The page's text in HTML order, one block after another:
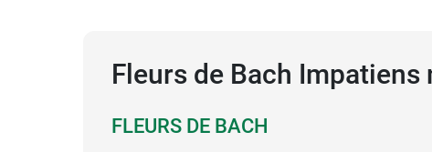
Fleurs de Bach Impatiens
FLEURS DE BACH